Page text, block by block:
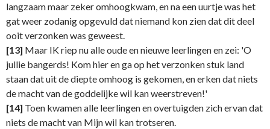
langzaam maar zeker omhoogkwam, en na een uurtje was het
gat weer zodanig opgevuld dat niemand kon zien dat dit deel
ooit verzonken was geweest.
[13] Maar IK riep nu alle oude en nieuwe leerlingen en zei: 'O
jullie bangerds! Kom hier en ga op het verzonken stuk land
staan dat uit de diepte omhoog is gekomen, en erken dat niets
de macht van de goddelijke wil kan weerstreven!'
[14] Toen kwamen alle leerlingen en overtuigden zich ervan dat
niets de macht van Mijn wil kan trotseren.